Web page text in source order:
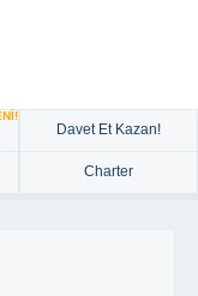
Davet Et Kazan!
Charter